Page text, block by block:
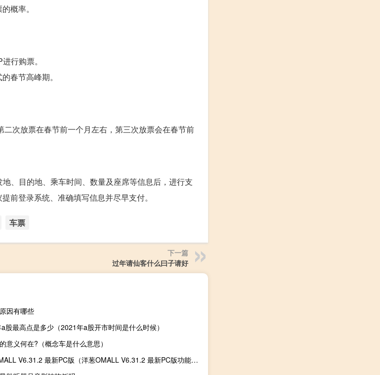
概率。
行购票。
春节高峰期。
次放票在春节前一个月左右，第三次放票会在春节前
、目的地、乘车时间、数量及座席等信息后，进行支
前登录系统、准确填写信息并尽早支付。
车票
下一篇
过年请仙客什么曰子请好
因有哪些
股最高点是多少（2021年a股开市时间是什么时候）
意义何在?（概念车是什么意思）
洋葱OMALL V6.31.2 最新PC版（洋葱OMALL V6.31.2 最新PC版功能简介）